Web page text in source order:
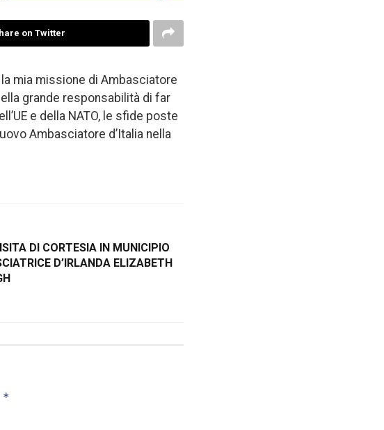
on Twitter
mia missione di Ambasciatore
grande responsabilità di far
e della NATO, le sfide poste
Ambasciatore d’Italia nella
DI CORTESIA IN MUNICIPIO
D’IRLANDA ELIZABETH
*